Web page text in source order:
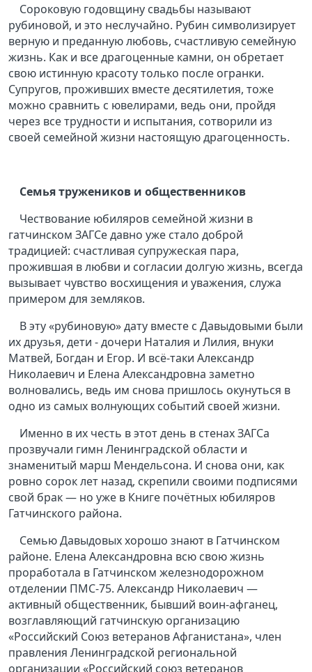
Сороковую годовщину свадьбы называют
рубиновой, и это неслучайно. Рубин символизирует
верную и преданную любовь, счастливую семейную
жизнь. Как и все драгоценные камни, он обретает
свою истинную красоту только после огранки.
Супругов, проживших вместе десятилетия, тоже
можно сравнить с ювелирами, ведь они, пройдя
через все трудности и испытания, сотворили из
своей семейной жизни настоящую драгоценность.
Семья тружеников и общественников
Чествование юбиляров семейной жизни в
гатчинском ЗАГСе давно уже стало доброй
традицией: счастливая супружеская пара,
прожившая в любви и согласии долгую жизнь, всегда
вызывает чувство восхищения и уважения, служа
примером для земляков.
В эту «рубиновую» дату вместе с Давыдовыми были
их друзья, дети - дочери Наталия и Лилия, внуки
Матвей, Богдан и Егор. И всё-таки Александр
Николаевич и Елена Александровна заметно
волновались, ведь им снова пришлось окунуться в
одно из самых волнующих событий своей жизни.
Именно в их честь в этот день в стенах ЗАГСа
прозвучали гимн Ленинградской области и
знаменитый марш Мендельсона. И снова они, как
ровно сорок лет назад, скрепили своими подписями
свой брак — но уже в Книге почётных юбиляров
Гатчинского района.
Семью Давыдовых хорошо знают в Гатчинском
районе. Елена Александровна всю свою жизнь
проработала в Гатчинском железнодорожном
отделении ПМС-75. Александр Николаевич —
активный общественник, бывший воин-афганец,
возглавляющий гатчинскую организацию
«Российский Союз ветеранов Афганистана», член
правления Ленинградской региональной
организации «Российский союз ветеранов